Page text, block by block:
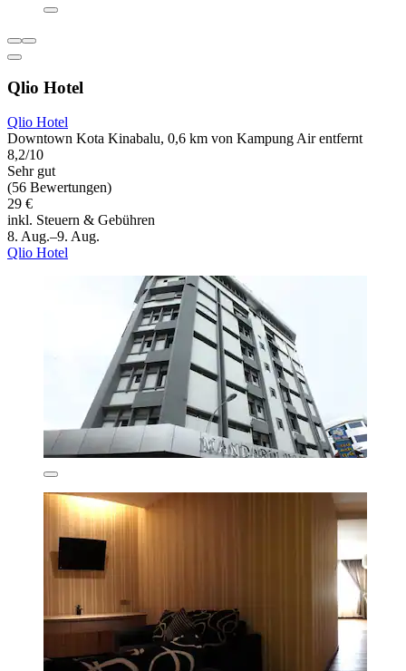
Qlio Hotel
Qlio Hotel
Downtown Kota Kinabalu, 0,6 km von Kampung Air entfernt
8,2/10
Sehr gut
(56 Bewertungen)
29 €
inkl. Steuern & Gebühren
8. Aug.–9. Aug.
Qlio Hotel